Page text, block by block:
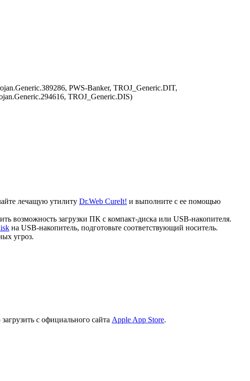
PWS-Banker, TROJ_Generic.DIT,
TROJ_Generic.DIS)
лечащую утилиту Dr.Web CureIt! и выполните с ее помощью
возможность загрузки ПК с компакт-диска или USB-накопителя.
на USB-накопитель, подготовьте соответствующий носитель.
угроз.
с официального сайта Apple App Store.